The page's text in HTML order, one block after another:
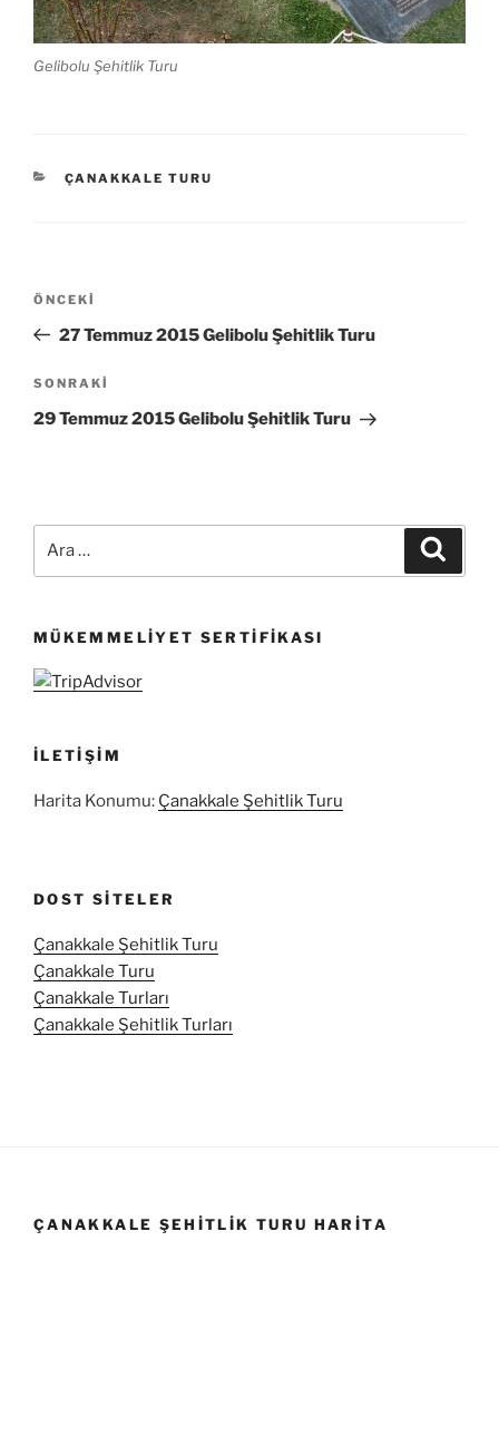
Gelibolu Şehitlik Turu
KATEGORILER
ÇANAKKALE TURU
Yazı
Önceki
Yazı
ÖNCEKI
27 Temmuz 2015 Gelibolu Şehitlik Turu
Sonraki
Yazı
SONRAKI
29 Temmuz 2015 Gelibolu Şehitlik Turu
MÜKEMMELIYET SERTIFIKASI
İLETIŞIM
Harita Konumu: Çanakkale Şehitlik Turu
DOST SITELER
Çanakkale Şehitlik Turu
Çanakkale Turu
Çanakkale Turları
Çanakkale Şehitlik Turları
ÇANAKKALE ŞEHITLIK TURU HARITA